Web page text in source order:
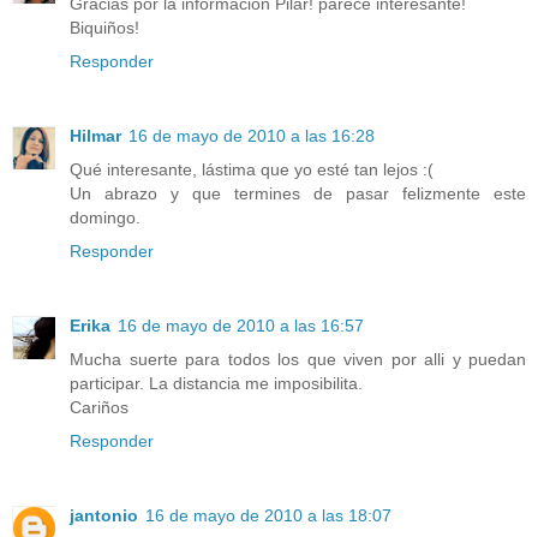
Biquiños!
Responder
Hilmar 16 de mayo de 2010 a las 16:28
Qué interesante, lástima que yo esté tan lejos :(
Un abrazo y que termines de pasar felizmente este
domingo.
Responder
Erika 16 de mayo de 2010 a las 16:57
Mucha suerte para todos los que viven por alli y puedan
participar. La distancia me imposibilita.
Cariños
Responder
jantonio 16 de mayo de 2010 a las 18:07